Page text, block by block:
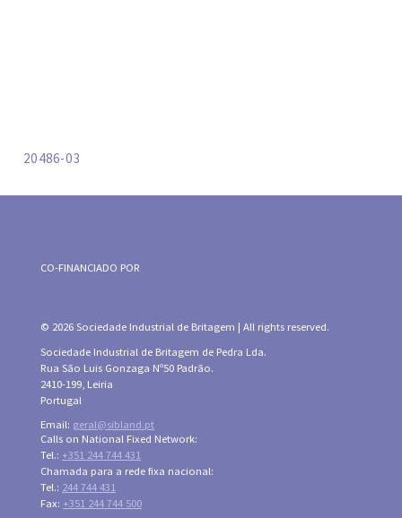
20486-03
CO-FINANCIADO POR
© 2026 Sociedade Industrial de Britagem | All rights reserved.
Sociedade Industrial de Britagem de Pedra Lda.
Rua São Luis Gonzaga Nº50 Padrão.
2410-199, Leiria
Portugal
Email: geral@sibland.pt
Calls on National Fixed Network:
Tel.: +351 244 744 431
Chamada para a rede fixa nacional:
Tel.: 244 744 431
Fax: +351 244 744 500